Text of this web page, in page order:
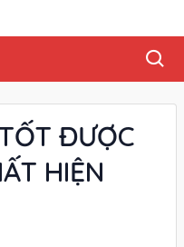
ĐƯỢC
HIỆN